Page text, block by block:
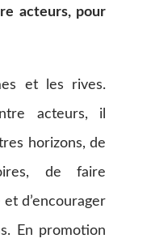
acteurs, pour
et les rives.
acteurs, il
horizons, de
de faire
d’encourager
En promotion